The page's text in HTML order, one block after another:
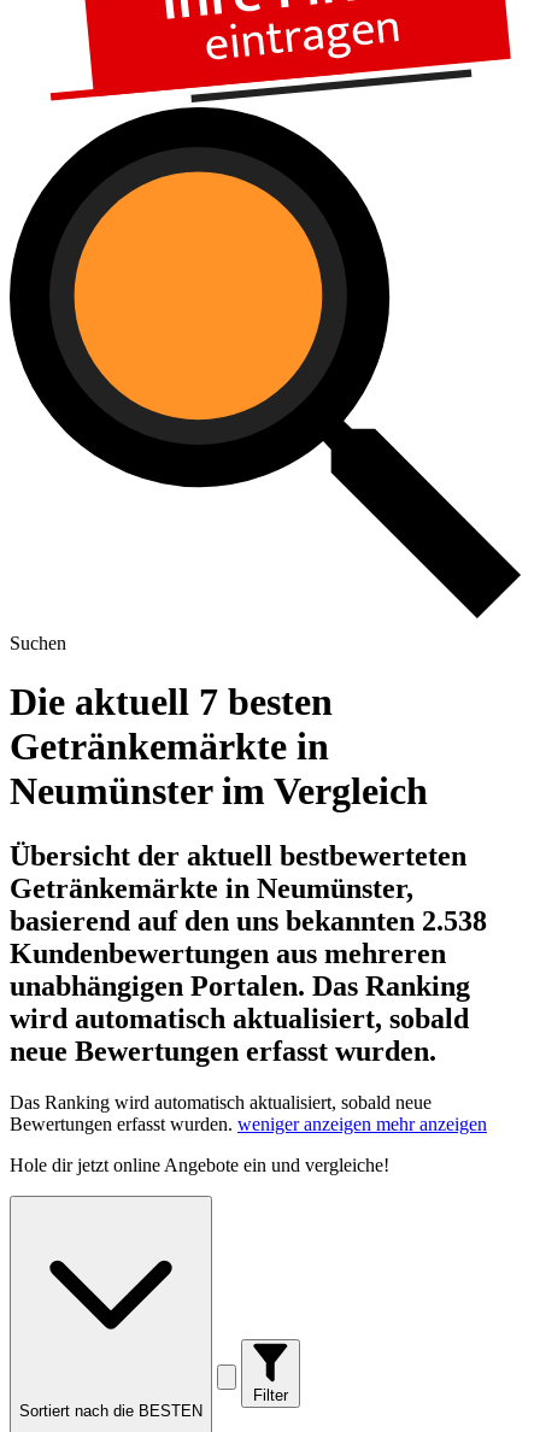
Suchen
Die aktuell 7 besten
Getränkemärkte in
Neumünster im Vergleich
Übersicht der aktuell bestbewerteten
Getränkemärkte in Neumünster,
basierend auf den uns bekannten 2.538
Kundenbewertungen aus mehreren
unabhängigen Portalen. Das Ranking
wird automatisch aktualisiert, sobald
neue Bewertungen erfasst wurden.
Das Ranking wird automatisch aktualisiert, sobald neue
Bewertungen erfasst wurden. weniger anzeigen mehr anzeigen
Hole dirjetzt online Angebote ein und vergleiche!
Sortiert nach die BESTEN
Filter